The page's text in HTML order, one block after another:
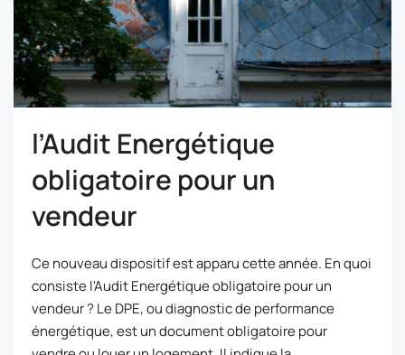
l’Audit Energétique
obligatoire pour un
vendeur
Ce nouveau dispositif est apparu cette année. En quoi
consiste l'Audit Energétique obligatoire pour un
vendeur ? Le DPE, ou diagnostic de performance
énergétique, est un document obligatoire pour